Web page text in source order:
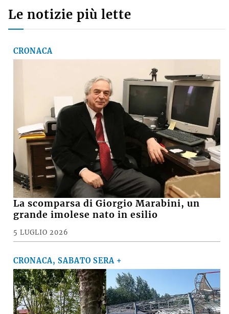
Le notizie più lette
CRONACA
La scomparsa di Giorgio Marabini, un
grande imolese nato in esilio
5 LUGLIO 2026
CRONACA, SABATO SERA +